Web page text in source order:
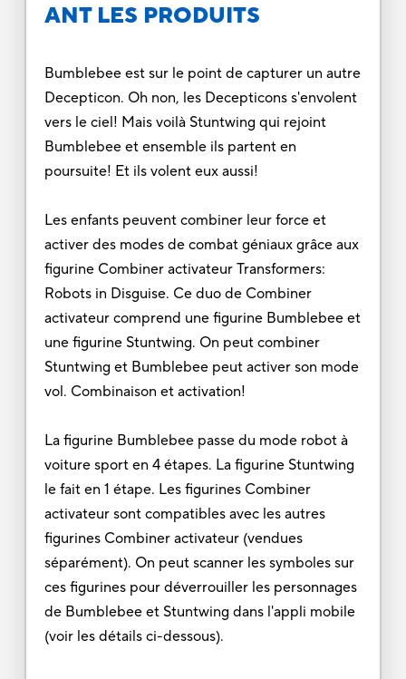
ANT LES PRODUITS
Bumblebee est sur le point de capturer un autre
Decepticon. Oh non, les Decepticons s'envolent
vers le ciel! Mais voilà Stuntwing qui rejoint
Bumblebee et ensemble ils partent en
poursuite! Et ils volent eux aussi!
Les enfants peuvent combiner leur force et
activer des modes de combat géniaux grâce aux
figurine Combiner activateur Transformers:
Robots in Disguise. Ce duo de Combiner
activateur comprend une figurine Bumblebee et
une figurine Stuntwing. On peut combiner
Stuntwing et Bumblebee peut activer son mode
vol. Combinaison et activation!
La figurine Bumblebee passe du mode robot à
voiture sport en 4 étapes. La figurine Stuntwing
le fait en 1 étape. Les figurines Combiner
activateur sont compatibles avec les autres
figurines Combiner activateur (vendues
séparément). On peut scanner les symboles sur
ces figurines pour déverrouiller les personnages
de Bumblebee et Stuntwing dans l'appli mobile
(voir les détails ci-dessous).